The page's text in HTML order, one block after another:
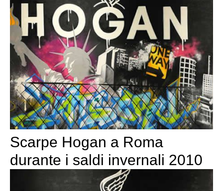
Scarpe Hogan a Roma
durante i saldi invernali 2010